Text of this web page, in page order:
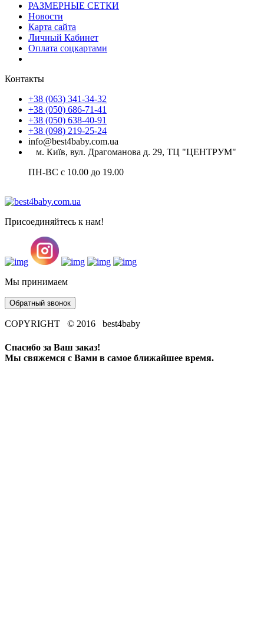
РАЗМЕРНЫЕ СЕТКИ
Новости
Карта сайта
Личный Кабинет
Оплата соцкартами
Контакты
+38 (063) 341-34-32
+38 (050) 686-71-41
+38 (050) 638-40-91
+38 (098) 219-25-24
info@best4baby.com.ua
м. Київ, вул. Драгоманова д. 29, ТЦ "ЦЕНТРУМ"
ПН-ВС с 10.00 до 19.00
Присоединяйтесь к нам!
Мы принимаем
Обратный звонок
COPYRIGHT © 2016 best4baby
Спасибо за Ваш заказ!
Мы свяжемся с Вами в самое ближайшее время.